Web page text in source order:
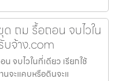
ถม รื้อถอน จบไวใน
บจ้าง.com
จบไวในที่เดียว เรียกใช้
จะแคบหรือดินจะแ